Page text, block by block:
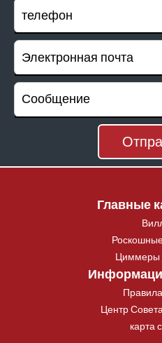
Главные
Циммеры
Центр
карта